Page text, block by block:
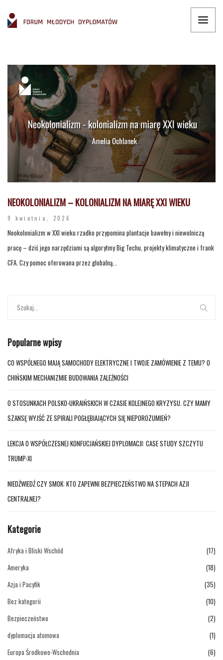
NEOKOLONIALIZM – KOLONIALIZM NA MIARĘ XXI WIEKU
9 kwietnia, 2026
Neokolonializm w XXI wieku rzadko przypomina plantacje bawełny i niewolniczą
pracę – dziś jego narzędziami są algorytmy Big Techu, projekty klimatyczne i frank
CFA. Czy pomoc oferowana przez globalną...
Popularne wpisy
CO WSPÓLNEGO MAJĄ SAMOCHODY ELEKTRYCZNE I TWOJE ZAMÓWIENIE Z TEMU? O
CHIŃSKIM MECHANIZMIE BUDOWANIA ZALEŻNOŚCI
O STOSUNKACH POLSKO-UKRAIŃSKICH W CZASIE KOLEJNEGO KRYZYSU. CZY MAMY
SZANSĘ WYJŚĆ ZE SPIRALI POGŁĘBIAJĄCYCH SIĘ NIEPOROZUMIEŃ?
LEKCJA O WSPÓŁCZESNEJ KONFUCJAŃSKIEJ DYPLOMACJI: CASE STUDY SZCZYTU
TRUMP-XI
NIEDŹWIEDŹ CZY SMOK: KTO ZAPEWNI BEZPIECZEŃSTWO NA STEPACH AZJI
CENTRALNEJ?
Kategorie
Afryka i Bliski Wschód
(17)
Ameryka
(18)
Azja i Pacyfik
(35)
Bez kategorii
(10)
Bezpieczeństwo
(2)
dyplomacja atomowa
(1)
Europa Środkowo-Wschodnia
(6)